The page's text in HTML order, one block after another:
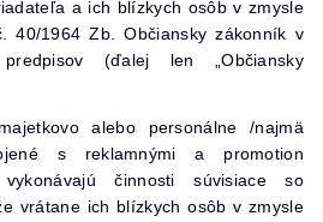
a ich blízkych osôb v zmysle
40/1964 Zb. Občiansky zákonník v
(ďalej len „Občiansky
alebo personálne /najmä
s reklamnými a promotion
činnosti súvisiace so
vrátane ich blízkych osôb v zmysle